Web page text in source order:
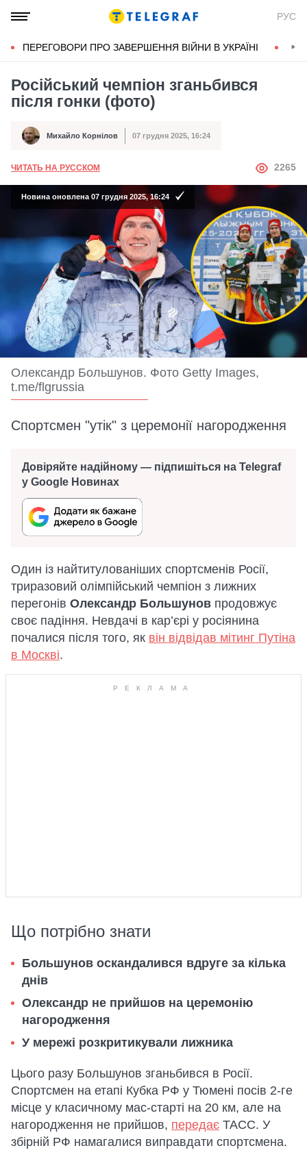
РУС
ПЕРЕГОВОРИ ПРО ЗАВЕРШЕННЯ ВІЙНИ В УКРАЇНІ
Російський чемпіон зганьбився
після гонки (фото)
Автор Михайло Корнілов
Дата публікації 07 грудня 2025, 16:24
ЧИТАТЬ НА РУССКОМ АВТОР
2265
Новина оновлена 07 грудня 2025, 16:24
Олександр Большунов. Фото Getty Images,
t.me/flgrussia
Спортсмен "утік" з церемонії нагородження
Довіряйте надійному — підпишіться на Telegraf
у Google Новинах
Один із найтитулованіших спортсменів Росії,
триразовий олімпійський чемпіон з лижних
перегонів Олександр Большунов продовжує
своє падіння. Невдачі в кар’єрі у росіянина
почалися після того, як він відвідав мітинг Путіна
в Москві.
Що потрібно знати
Большунов оскандалився вдруге за кілька
днів
Олександр не прийшов на церемонію
нагородження
У мережі розкритикували лижника
Цього разу Большунов зганьбився в Росії.
Спортсмен на етапі Кубка РФ у Тюмені посів 2-ге
місце у класичному мас-старті на 20 км, але на
нагородження не прийшов, передає ТАСС. У
збірній РФ намагалися виправдати спортсмена.